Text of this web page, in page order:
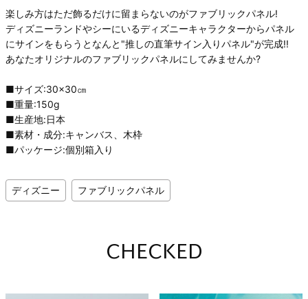
楽しみ方はただ飾るだけに留まらないのがファブリックパネル!
ディズニーランドやシーにいるディズニーキャラクターからパネル
にサインをもらうとなんと"推しの直筆サイン入りパネル"が完成!!
あなたオリジナルのファブリックパネルにしてみませんか?
■サイズ:30×30㎝
■重量:150g
■生産地:日本
■素材・成分:キャンバス、木枠
■パッケージ:個別箱入り
ディズニー ファブリックパネル
CHECKED